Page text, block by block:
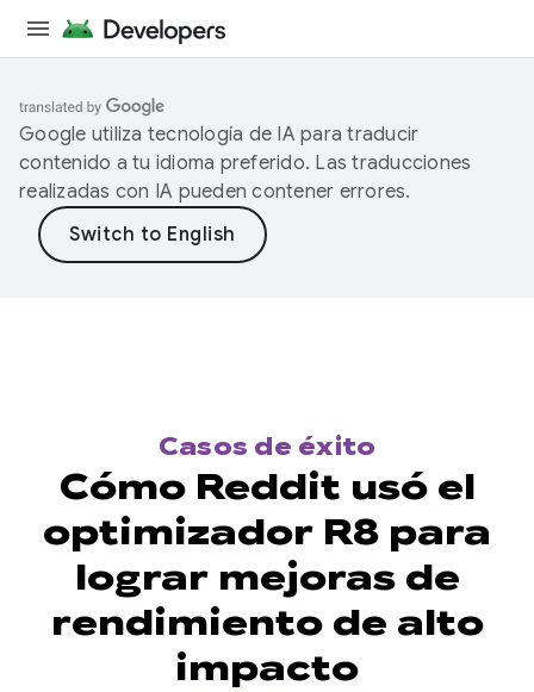
Google utiliza tecnología de IA para traducir
contenido a tu idioma preferido. Las traducciones
realizadas con IA pueden contener errores.
Casos de éxito
Cómo Reddit usó el
optimizador R8 para
lograr mejoras de
rendimiento de alto
impacto